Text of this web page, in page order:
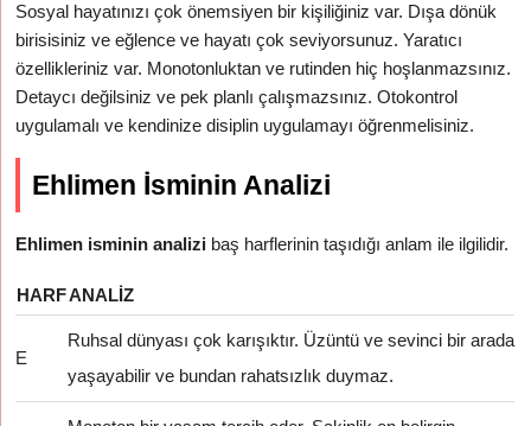
Sosyal hayatınızı çok önemsiyen bir kişiliğiniz var. Dışa dönük
birisisiniz ve eğlence ve hayatı çok seviyorsunuz. Yaratıcı
özellikleriniz var. Monotonluktan ve rutinden hiç hoşlanmazsınız.
Detaycı değilsiniz ve pek planlı çalışmazsınız. Otokontrol
uygulamalı ve kendinize disiplin uygulamayı öğrenmelisiniz.
Ehlimen İsminin Analizi
Ehlimen isminin analizi baş harflerinin taşıdığı anlam ile ilgilidir.
HARFANALIZ
E
Ruhsal dünyası çok karışıktır. Üzüntü ve sevinci bir arada
yaşayabilir ve bundan rahatsızlık duymaz.